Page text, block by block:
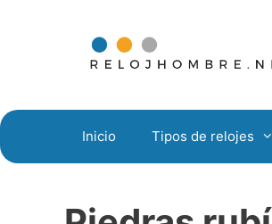
Inicio Tipos de relojes